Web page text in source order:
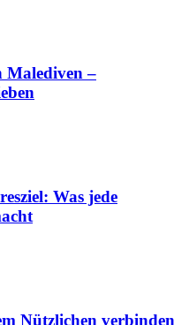
Malediven –
Was jede
Nützlichen verbinden